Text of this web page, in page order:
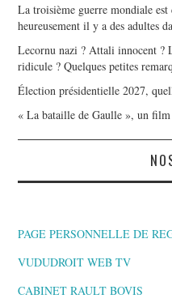
La troisième guerre mondiale
heureusement il y a des adultes
Lecornu nazi ? Attali innocent ?
ridicule ? Quelques petites
Élection présidentielle 2027,
« La bataille de Gaulle », un film
PAGE PERSONNELLE DE
VUDUDROIT WEB TV
CABINET RAULT BOVIS